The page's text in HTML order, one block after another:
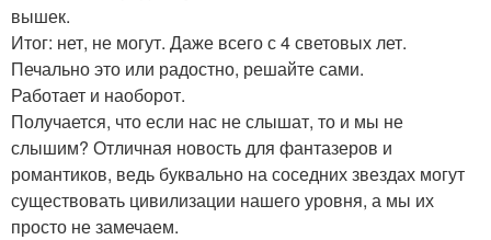
вышек.
Итог: нет, не могут. Даже всего с 4 световых лет.
Печально это или радостно, решайте сами.
Работает и наоборот.
Получается, что если нас не слышат, то и мы не
слышим? Отличная новость для фантазеров и
романтиков, ведь буквально на соседних звездах могут
существовать цивилизации нашего уровня, а мы их
просто не замечаем.